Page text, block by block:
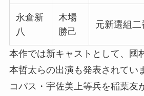
永倉新
八
木場
勝己
元新選組
本作では新キャストとして、國
本哲太らの出演も発表されてい
コパス・宇佐美上等兵を稲葉友